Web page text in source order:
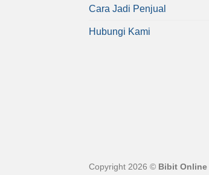
Cara Jadi Penjual
Hubungi Kami
Copyright 2026 © Bibit Online